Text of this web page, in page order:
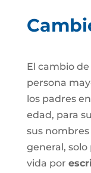
El cambio
persona
los padres
edad, para
sus
general, solo
vida por